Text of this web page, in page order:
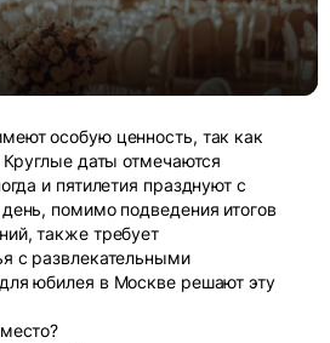
особую ценность, так как
даты отмечаются
и пятилетия празднуют с
помимо подведения итогов
также требует
с развлекательными
юбилея в Москве решают эту